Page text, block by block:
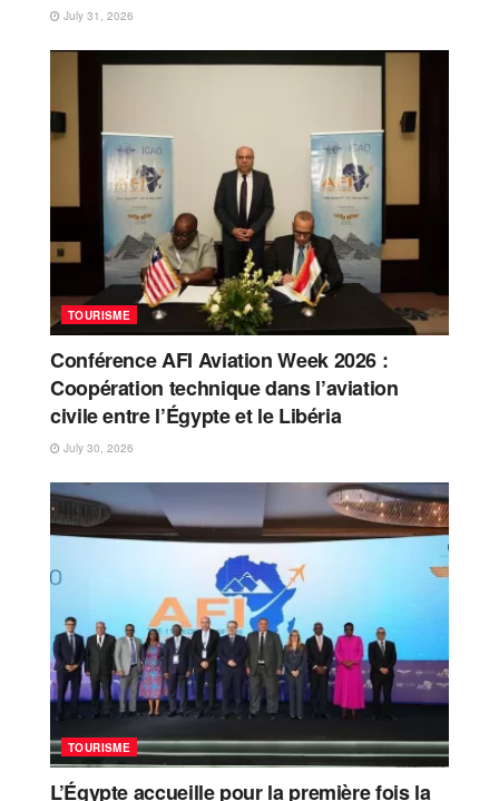
July 31, 2026
TOURISME
Conférence AFI Aviation Week 2026 :
Coopération technique dans l’aviation
civile entre l’Égypte et le Libéria
July 30, 2026
TOURISME
L’Égypte accueille pour la première fois la